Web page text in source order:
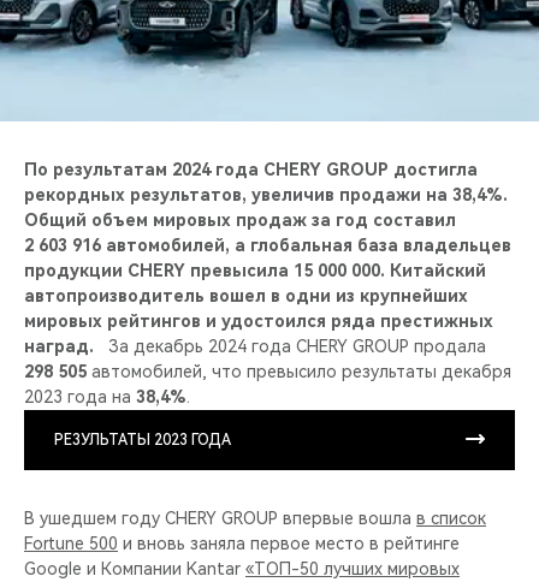
CHERY И СПОРТ
НАШИ МЕРОПРИЯТИЯ
CHERY ДЛЯ ДЕТЕЙ
По результатам 2024 года CHERY GROUP достигла
рекордных результатов, увеличив продажи на 38,4%.
Общий объем мировых продаж за год составил
2 603 916 автомобилей, а глобальная база владельцев
продукции CHERY превысила 15 000 000. Китайский
автопроизводитель вошел в одни из крупнейших
мировых рейтингов и удостоился ряда престижных
наград. За декабрь 2024 года CHERY GROUP продала
298 505 автомобилей, что превысило результаты декабря
2023 года на 38,4%
РЕЗУЛЬТАТЫ 2023 ГОДА
В ушедшем году CHERY GROUP впервые вошла в список
Fortune 500 и вновь заняла первое место в рейтинге
Google и Компании Kantar «ТОП-50 лучших мировых